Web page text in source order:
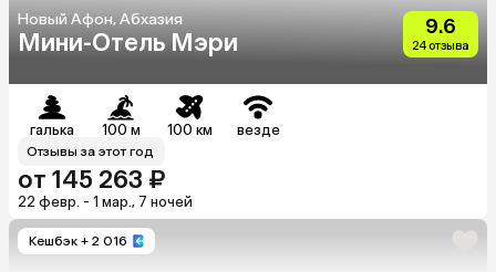
Новый Афон, Абхазия
Мини-Отель Мэри
9.6
24 отзыва
галька 100 м 100 км везде
Отзывы за этот год
от 145 263 ₽
22 февр. - 1 мар., 7 ночей
Кешбэк + 2 016